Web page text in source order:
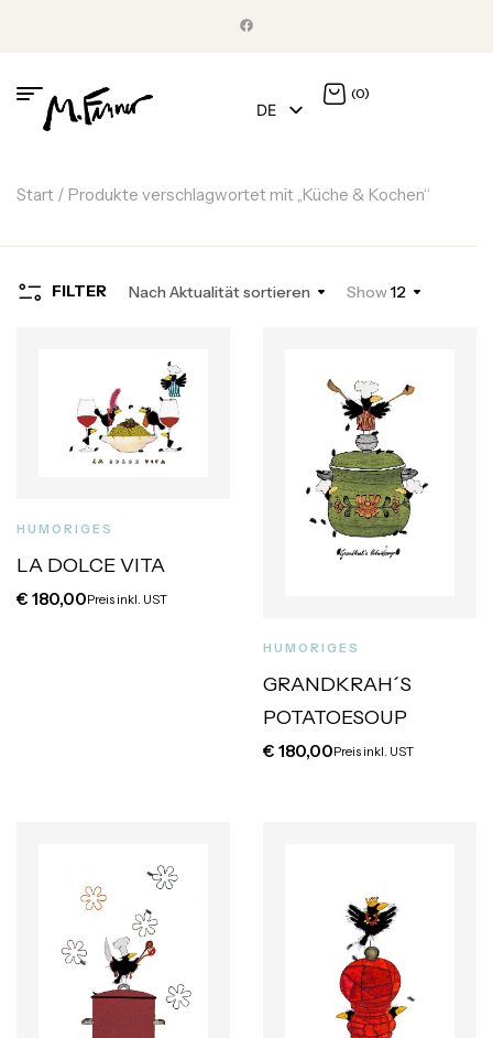
DE
(0)
Start / Produkte verschlagwortet mit „Küche & Kochen“
FILTER Nach Aktualität sortieren Show12
HUMORIGES
LA DOLCE VITA
€ 180,00Preis inkl. UST
HUMORIGES
GRANDKRAH´S
POTATOESOUP
€ 180,00Preis inkl. UST